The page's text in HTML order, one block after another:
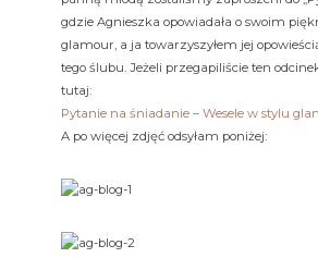
gdzie Agnieszka opowiadała o swoim
glamour, a ja towarzyszyłem jej
tego ślubu. Jeżeli przegapiliście ten
tutaj:
Pytanie na śniadanie – Wesele w stylu
A po więcej zdjęć odsyłam poniżej: